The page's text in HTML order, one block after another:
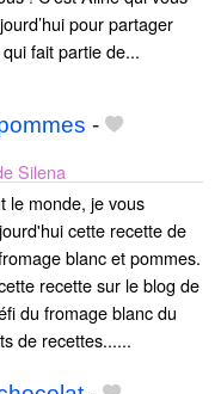
pour partager
fait partie de...
-
Silena
le monde, je vous
cette recette de
blanc et pommes.
recette sur le blog de
du fromage blanc du
de recettes......